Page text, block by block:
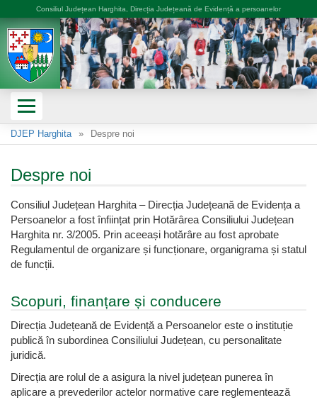
DJEP Harghita Despre noi
Despre noi
Consiliul Județean Harghita – Direcția Județeană de Evidența a
Persoanelor a fost înființat prin Hotărârea Consiliului Județean
Harghita nr. 3/2005. Prin aceeași hotărâre au fost aprobate
Regulamentul de organizare și funcționare, organigrama și statul
de funcții.
Scopuri, finanțare și conducere
Direcția Județeană de Evidență a Persoanelor este o instituție
publică în subordinea Consiliului Județean, cu personalitate
juridică.
Direcția are rolul de a asigura la nivel județean punerea în
aplicare a prevederilor actelor normative care reglementează
Consiliul Județean Harghita, Direcția Județeană de Evidență a persoanelor